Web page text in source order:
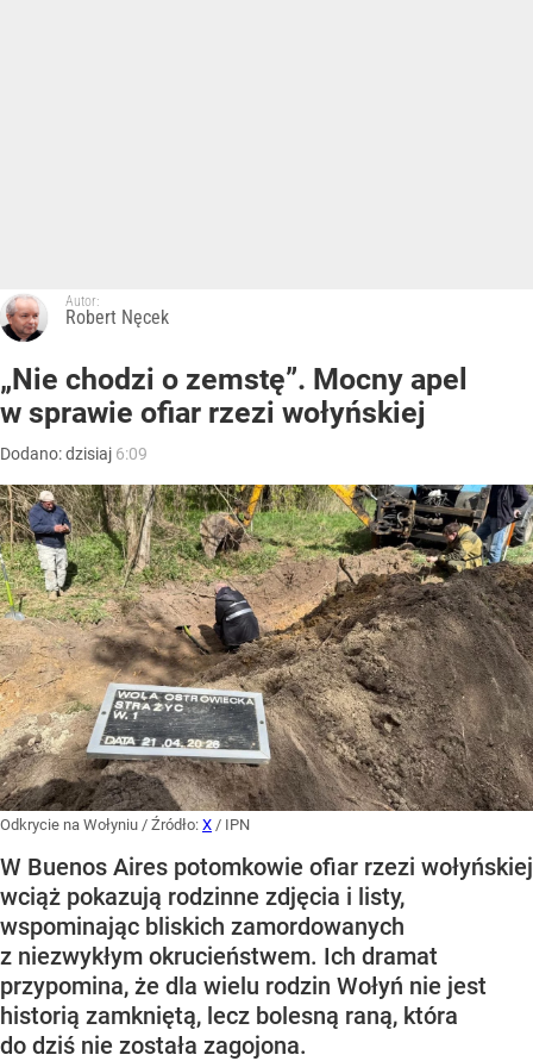
Autor:
Robert Nęcek
„Nie chodzi o zemstę”. Mocny apel
w sprawie ofiar rzezi wołyńskiej
Dodano:dzisiaj 6:09
Odkrycie na Wołyniu / Źródło: X / IPN
W Buenos Aires potomkowie ofiar rzezi wołyńskiej
wciąż pokazują rodzinne zdjęcia i listy,
wspominając bliskich zamordowanych
z niezwykłym okrucieństwem. Ich dramat
przypomina, że dla wielu rodzin Wołyń nie jest
historią zamkniętą, lecz bolesną raną, która
do dziś nie została zagojona.